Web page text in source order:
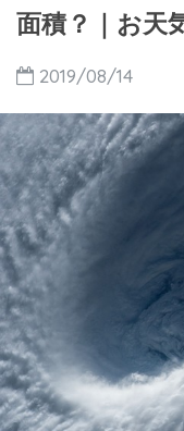
面積？｜お天
2019/08/14